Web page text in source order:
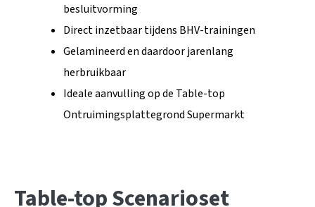
besluitvorming
Direct inzetbaar tijdens BHV-trainingen
Gelamineerd en daardoor jarenlang
herbruikbaar
Ideale aanvulling op de Table-top
Ontruimingsplattegrond Supermarkt
Table-top Scenarioset